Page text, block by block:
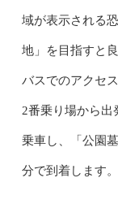
域が表示される
地」を目指すと
バスでのアクセ
2番乗り場から出
乗車し、「公園
分で到着します。